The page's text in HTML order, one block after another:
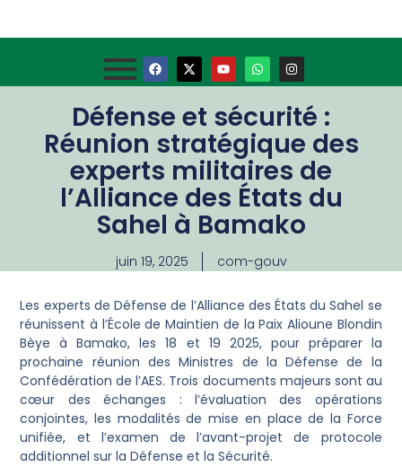
Défense et sécurité :
Réunion stratégique des
experts militaires de
l’Alliance des États du
Sahel à Bamako
juin 19, 2025 com-gouv
Les experts de Défense de l’Alliance des États du Sahel se
réunissent à l’École de Maintien de la Paix Alioune Blondin
Bèye à Bamako, les 18 et 19 2025, pour préparer la
prochaine réunion des Ministres de la Défense de la
Confédération de l’AES. Trois documents majeurs sont au
cœur des échanges : l’évaluation des opérations
conjointes, les modalités de mise en place de la Force
unifiée, et l’examen de l’avant-projet de protocole
additionnel sur la Défense et la Sécurité.